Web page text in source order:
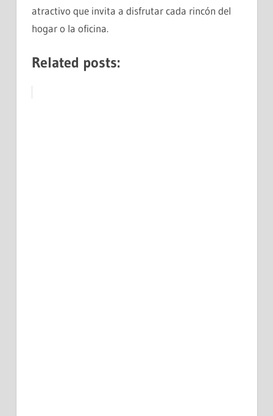
atractivo que invita a disfrutar cada rincón del
hogar o la oficina.
Related posts: